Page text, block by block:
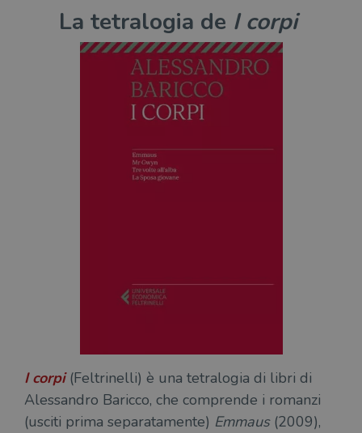
La tetralogia de I corpi
I corpi(Feltrinelli) è una tetralogia di libri di
Alessandro Baricco, che comprende i romanzi
(usciti prima separatamente) Emmaus(2009),